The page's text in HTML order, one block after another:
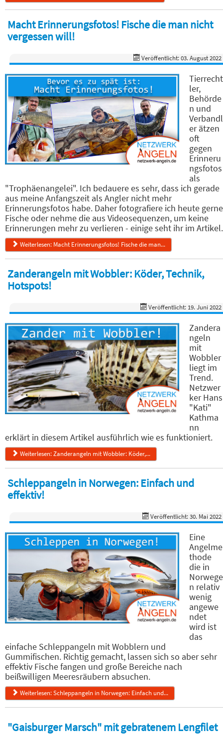
Macht Erinnerungsfotos! Fische die man nicht
vergessen will!
Veröffentlicht: 03. August 2022
Tierrecht
ler,
Behörde
n und
Verbandl
er ätzen
oft
gegen
Erinneru
ngsfotos
als
"Trophäenangelei". Ich bedauere es sehr, dass ich gerade
aus meine Anfangszeit als Angler nicht mehr
Erinnerungsfotos habe. Daher fotografiere ich heute gerne
Fische oder nehme die aus Videosequenzen, um keine
Erinnerungen mehr zu verlieren - einige seht ihr im Artikel.
Weiterlesen: Macht Erinnerungsfotos! Fische die man...
Zanderangeln mit Wobbler: Köder, Technik,
Hotspots!
Veröffentlicht: 19. Juni 2022
Zandera
ngeln
mit
Wobbler
liegt im
Trend.
Netzwer
ker Hans
"Kati"
Kathma
nn
erklärt in diesem Artikel ausführlich wie es funktioniert.
Weiterlesen: Zanderangeln mit Wobbler: Köder,...
Schleppangeln in Norwegen: Einfach und
effektiv!
Veröffentlicht: 30. Mai 2022
Eine
Angelme
thode
die in
Norwege
n relativ
wenig
angewe
ndet
wird ist
das
einfache Schleppangeln mit Wobblern und
Gummifischen. Richtig gemacht, lassen sich so aber sehr
effektiv Fische fangen und große Bereiche nach
beißwilligen Meeresräubern absuchen.
Weiterlesen: Schleppangeln in Norwegen: Einfach und...
"Gaisburger Marsch" mit gebratenem Lengfilet